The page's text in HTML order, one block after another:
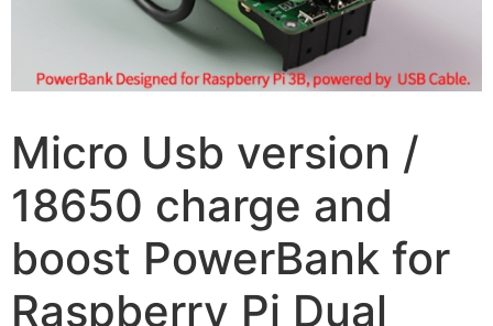
Micro Usb version /
18650 charge and
boost PowerBank for
Raspberry Pi Dual